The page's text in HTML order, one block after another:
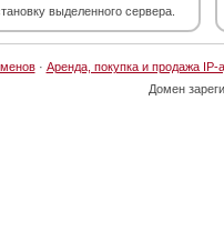
выделенного сервера.
· Аренда, покупка и продажа IP-
Домен